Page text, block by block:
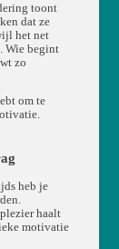
toont
dat ze
het net
Wie begint
zo
om te
heb je
haalt
motivatie